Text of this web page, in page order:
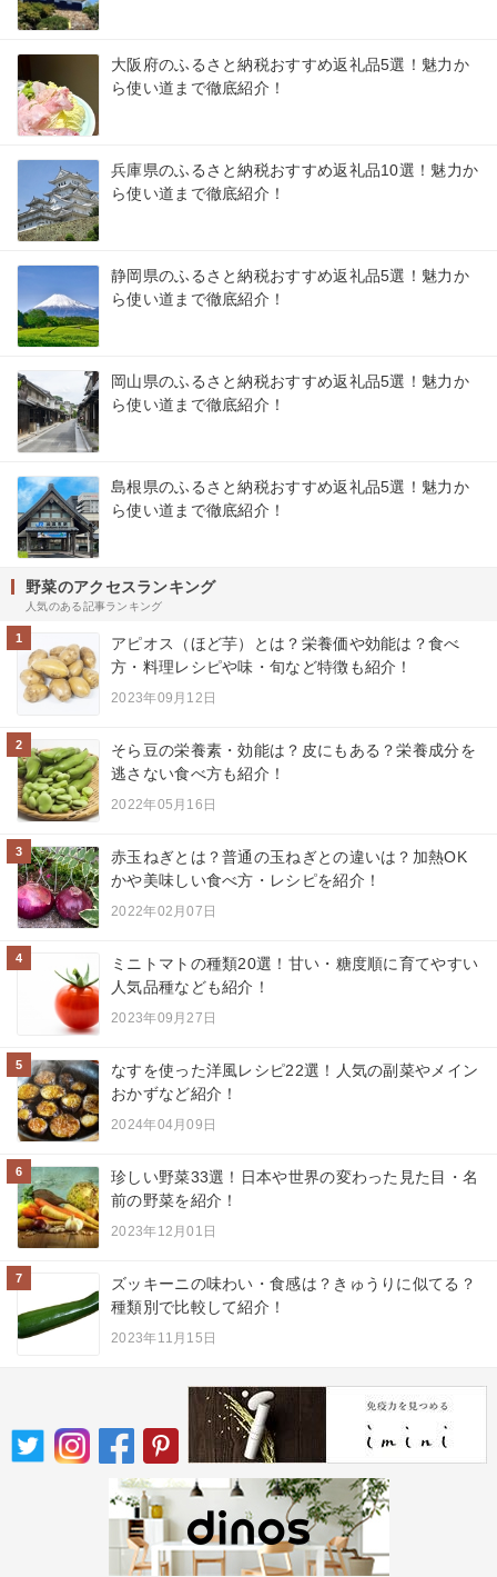
大阪府のふるさと納税おすすめ返礼品5選！魅力か
ら使い道まで徹底紹介！
兵庫県のふるさと納税おすすめ返礼品10選！魅力か
ら使い道まで徹底紹介！
静岡県のふるさと納税おすすめ返礼品5選！魅力か
ら使い道まで徹底紹介！
岡山県のふるさと納税おすすめ返礼品5選！魅力か
ら使い道まで徹底紹介！
島根県のふるさと納税おすすめ返礼品5選！魅力か
ら使い道まで徹底紹介！
野菜のアクセスランキング
人気のある記事ランキング
1
アピオス（ほど芋）とは？栄養価や効能は？食べ
方・料理レシピや味・旬など特徴も紹介！
2023年09月12日
2
そら豆の栄養素・効能は？皮にもある？栄養成分を
逃さない食べ方も紹介！
2022年05月16日
3
赤玉ねぎとは？普通の玉ねぎとの違いは？加熱OK
かや美味しい食べ方・レシピを紹介！
2022年02月07日
4
ミニトマトの種類20選！甘い・糖度順に育てやすい
人気品種なども紹介！
2023年09月27日
5
なすを使った洋風レシピ22選！人気の副菜やメイン
おかずなど紹介！
2024年04月09日
6
珍しい野菜33選！日本や世界の変わった見た目・名
前の野菜を紹介！
2023年12月01日
7
ズッキーニの味わい・食感は？きゅうりに似てる？
種類別で比較して紹介！
2023年11月15日